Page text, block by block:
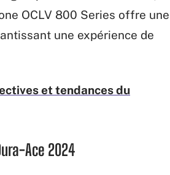
OCLV 800 Series offre une
une expérience de
et tendances du
Ace 2024